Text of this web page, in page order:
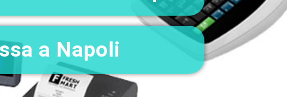
a Napoli